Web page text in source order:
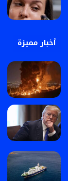
أخبار مميزة